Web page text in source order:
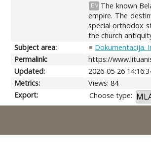
EN
The known
empire. The
special orthodox
the church
Subject area:
Dokumentacija.
Permalink:
https://
Updated:
2026-05-26
Metrics:
Views: 84
Export:
Choose type: